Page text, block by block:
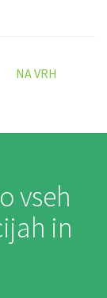
NA VRH
o vseh
in